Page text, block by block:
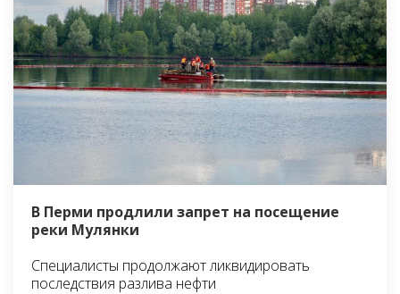
В Перми продлили запрет на посещение
реки Мулянки
Специалисты продолжают ликвидировать
последствия разлива нефти